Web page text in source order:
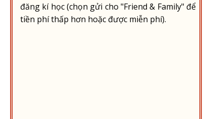
đăng kí học (chọn gửi cho "Friend & Family" để
tiền phí thấp hơn hoặc được miễn phí).